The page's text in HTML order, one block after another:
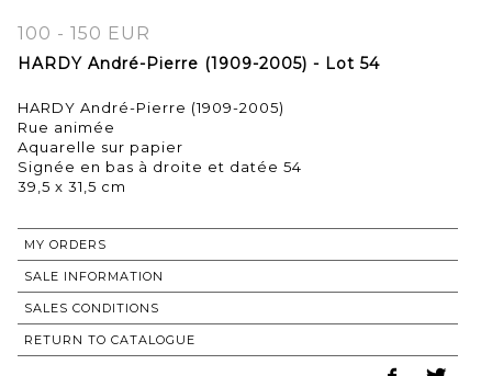
100 - 150 EUR
HARDY André-Pierre (1909-2005) - Lot 54
HARDY André-Pierre (1909-2005)
Rue animée
Aquarelle sur papier
Signée en bas à droite et datée 54
39,5 x 31,5 cm
MY ORDERS
SALE INFORMATION
SALES CONDITIONS
RETURN TO CATALOGUE